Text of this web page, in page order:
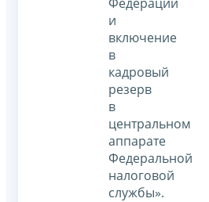
и
включение
в
кадровый
резерв
в
центральном
аппарате
Федеральной
налоговой
службы».